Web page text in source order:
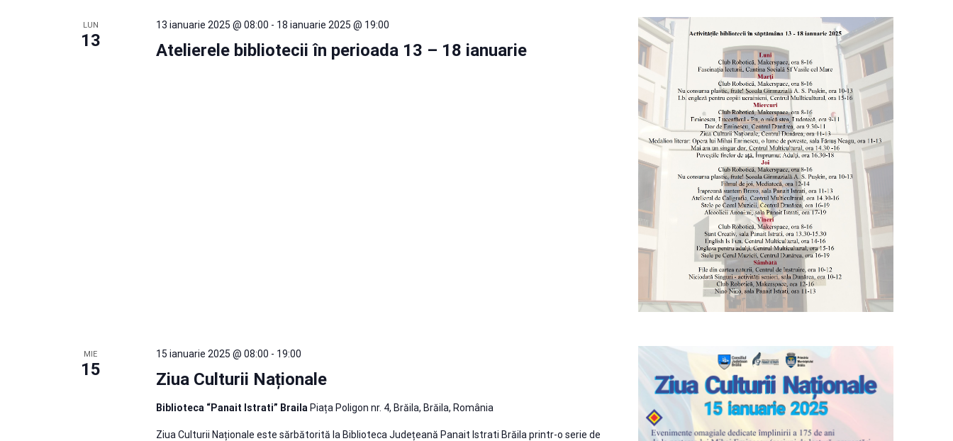
Evenimente
cheie.LUN
13 Atelierele bibliotecii în perioada 13 – 18 ianuarie
13 ianuarie 2025 @ 08:00 - 18 ianuarie 2025 @ 19:00
MIE
15 Ziua Culturii Naționale
15 ianuarie 2025 @ 08:00 - 19:00
Biblioteca “Panait Istrati” Braila Piața Poligon nr. 4, Brăila, Brăila, România
Ziua Culturii Naționale este sărbătorită la Biblioteca Județeană Panait Istrati Brăila printr-o serie de